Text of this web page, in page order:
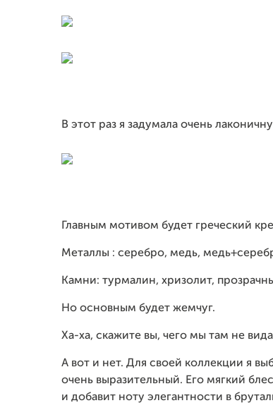
В этот раз я задумала очень
Главным мотивом будет греческий
Металлы : серебро, медь,
Камни: турмалин, хризолит,
Но основным будет жемчуг.
Ха-ха, скажите вы, чего мы там не
А вот и нет. Для своей коллекции я
очень выразительный. Его мягкий
и добавит ноту элегантности в